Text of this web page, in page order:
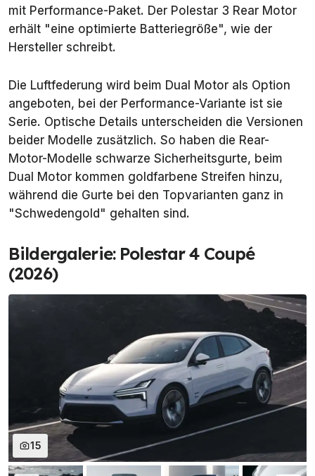
mit Performance-Paket. Der Polestar 3 Rear Motor
erhält "eine optimierte Batteriegröße", wie der
Hersteller schreibt.
Die Luftfederung wird beim Dual Motor als Option
angeboten, bei der Performance-Variante ist sie
Serie. Optische Details unterscheiden die Versionen
beider Modelle zusätzlich. So haben die Rear-
Motor-Modelle schwarze Sicherheitsgurte, beim
Dual Motor kommen goldfarbene Streifen hinzu,
während die Gurte bei den Topvarianten ganz in
"Schwedengold" gehalten sind.
Bildergalerie: Polestar 4 Coupé
(2026)
15